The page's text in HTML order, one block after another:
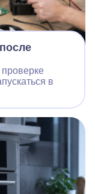
в